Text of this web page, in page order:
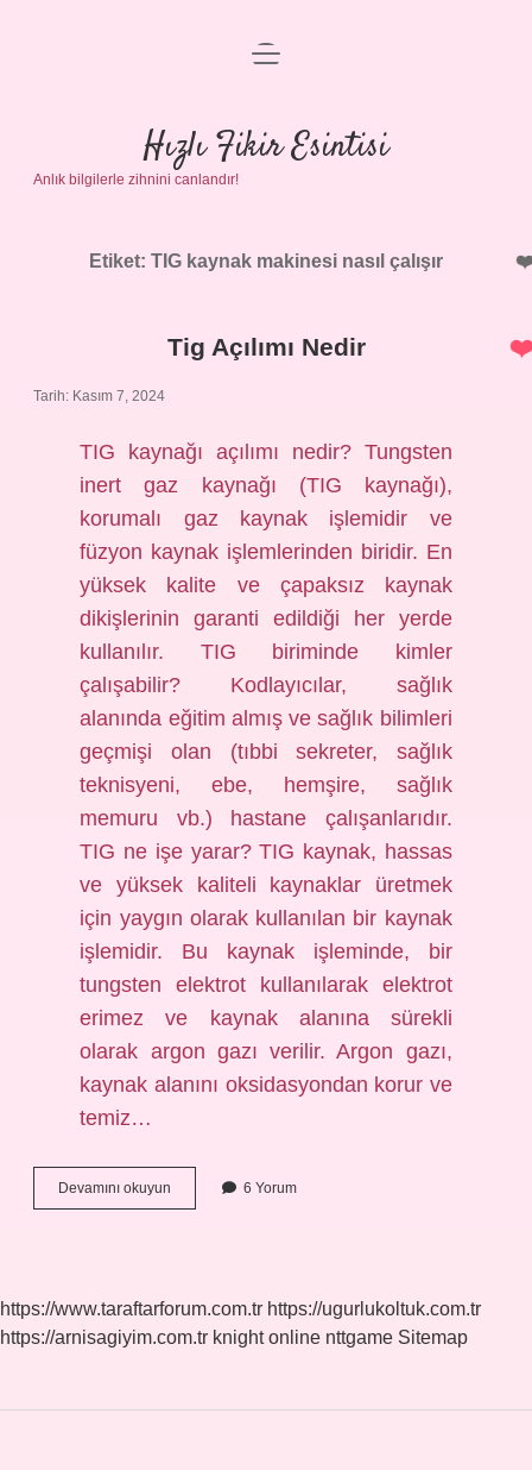
Anasayfa
Gizlilik Politikası
Yasal Uyarı
menüyü
Hızlı Fikir Esintisi
Anlık bilgilerle zihnini canlandır!
Etiket: TIG kaynak makinesi nasıl çalışır
Tig Açılımı Nedir
Tarih: Kasım 7, 2024
TIG kaynağı açılımı nedir? Tungsten
inert gaz kaynağı (TIG kaynağı),
korumalı gaz kaynak işlemidir ve
füzyon kaynak işlemlerinden biridir. En
yüksek kalite ve çapaksız kaynak
dikişlerinin garanti edildiği her yerde
kullanılır. TIG biriminde kimler
çalışabilir? Kodlayıcılar, sağlık
alanında eğitim almış ve sağlık bilimleri
geçmişi olan (tıbbi sekreter, sağlık
teknisyeni, ebe, hemşire, sağlık
memuru vb.) hastane çalışanlarıdır.
TIG ne işe yarar? TIG kaynak, hassas
ve yüksek kaliteli kaynaklar üretmek
için yaygın olarak kullanılan bir kaynak
işlemidir. Bu kaynak işleminde, bir
tungsten elektrot kullanılarak elektrot
erimez ve kaynak alanına sürekli
olarak argon gazı verilir. Argon gazı,
kaynak alanını oksidasyondan korur ve
temiz…
Devamını okuyun
Açılımı
6 Yorum
https://www.taraftarforum.com.tr https://ugurlukoltuk.com.tr
https://arnisagiyim.com.tr knight online nttgame Sitemap